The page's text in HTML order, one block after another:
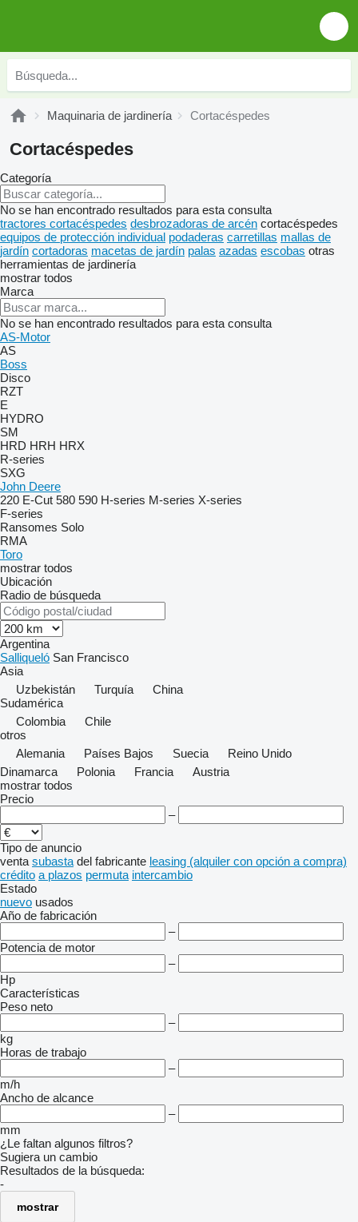
Maquinaria de jardinería Cortacéspedes
Cortacéspedes
Categoría
No se han encontrado resultados para esta consulta
tractores cortacéspedes desbrozadoras de arcén cortacéspedes
equipos de protección individual podaderas carretillas mallas de
jardín cortadoras macetas de jardín palas azadas escobas otras
herramientas de jardinería
mostrar todos
Marca
No se han encontrado resultados para esta consulta
AS-Motor
AS
Boss
Disco
RZT
E
HYDRO
SM
HRD HRH HRX
R-series
SXG
John Deere
220 E-Cut 580 590 H-series M-series X-series
F-series
Ransomes Solo
RMA
Toro
mostrar todos
Ubicación
Radio de búsqueda
Argentina
Salliqueló San Francisco
Asia
Uzbekistán
Turquía
China
Sudamérica
Colombia
Chile
otros
Alemania
Países Bajos Suecia
Reino Unido
Dinamarca
Polonia Francia
Austria
mostrar todos
Precio
–
Tipo de anuncio
venta subasta del fabricante leasing (alquiler con opción a compra)
crédito a plazos permuta intercambio
Estado
nuevo usados
Año de fabricación
–
Potencia de motor
–
Hp
Características
Peso neto
–
kg
Horas de trabajo
–
m/h
Ancho de alcance
–
mm
¿Le faltan algunos filtros?
Sugiera un cambio
Resultados de la búsqueda:
-
mostrar